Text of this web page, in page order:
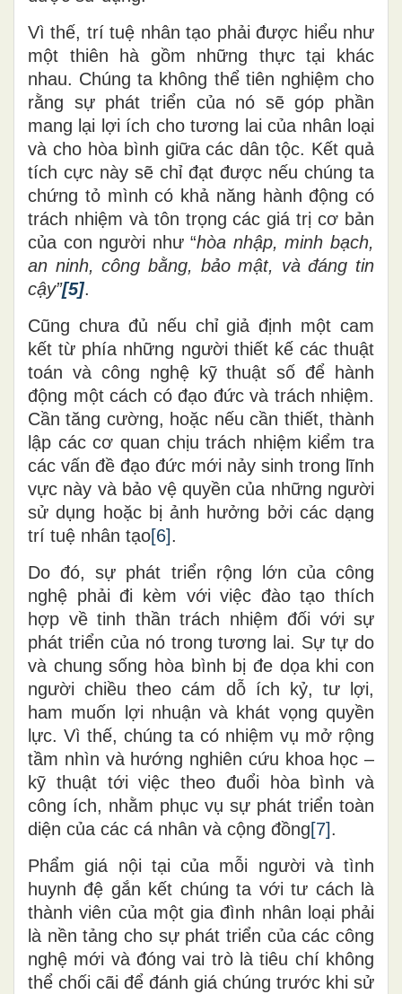
Vì thế, trí tuệ nhân tạo phải được hiểu như
một thiên hà gồm những thực tại khác
nhau. Chúng ta không thể tiên nghiệmcho
rằng sự phát triển của nó sẽ góp phần
mang lại lợi ích cho tương lai của nhân loại
và cho hòa bình giữa các dân tộc. Kết quả
tích cực này sẽ chỉ đạt được nếu chúng ta
chứng tỏ mình có khả năng hành động có
trách nhiệm và tôn trọng các giá trị cơ bản
của con người như “hòa nhập, minh bạch,
an ninh, công bằng, bảomật, và đáng tin
cậy”[5].
Cũng chưa đủ nếu chỉ giả định một cam
kết từ phía những người thiết kế các thuật
toán và công nghệ kỹ thuật số để hành
động một cách có đạo đức và trách nhiệm.
Cần tăng cường, hoặc nếu cần thiết, thành
lập các cơ quan chịu trách nhiệm kiểm tra
các vấn đề đạo đức mới nảy sinh trong lĩnh
vực này và bảo vệ quyền của những người
sử dụng hoặc bị ảnh hưởng bởi các dạng
trí tuệ nhân tạo[6].
Do đó, sự phát triển rộng lớn của công
nghệ phải đi kèm với việc đào tạo thích
hợp về tinh thần trách nhiệm đối với sự
phát triển của nó trong tương lai. Sự tự do
và chung sống hòa bình bị đe dọa khi con
người chiều theocám dỗ ích kỷ, tư lợi,
ham muốn lợi nhuận và khát vọng quyền
lực. Vì thế, chúng ta có nhiệm vụ mở rộng
tầm nhìn và hướng nghiên cứu khoa học –
kỹ thuật tới việc theo đuổi hòa bình và
công ích, nhằm phục vụ sự phát triển toàn
diện của các cá nhân và cộng đồng[7].
Phẩm giá nội tại của mỗi người và tình
huynh đệ gắn kết chúng ta với tư cách là
thành viên của một gia đình nhân loại phải
là nền tảng cho sự phát triển của các công
nghệ mới và đóng vai trò là tiêu chí không
thể chối cãi để đánh giá chúng trước khi sử